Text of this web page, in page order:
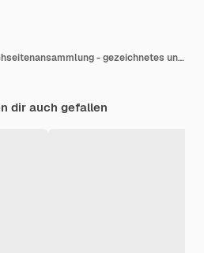
Realistische Notizbuchseitenansammlung - gezeichnetes und Punktnotizbuch
dir auch gefallen